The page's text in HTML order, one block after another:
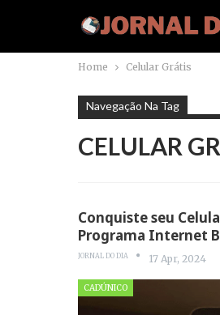
Home Celular Grátis
Navegação Na Tag
CELULAR
Conquiste seu
Programa Internet
JORNAL DO DIA 17 Apr, 2024
CADÚNICO